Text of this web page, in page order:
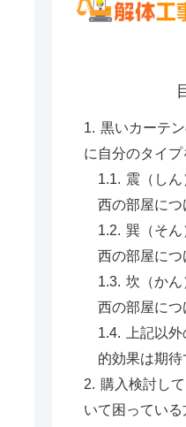
黒いカーテ
に自分のタイプ
震（し
西の部屋につ
巽（そ
西の部屋につ
坎（か
西の部屋につ
上記以
的効果は期待
購入検討し
いて困っている